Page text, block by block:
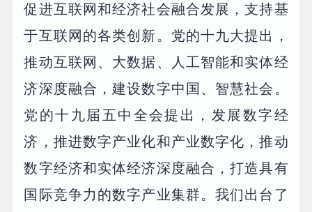
促进互联网和经济社会融合发展，支持基
于互联网的各类创新。党的十九大提出，
推动互联网、大数据、人工智能和实体经
济深度融合，建设数字中国、智慧社会。
党的十九届五中全会提出，发展数字经
济，推进数字产业化和产业数字化，推动
数字经济和实体经济深度融合，打造具有
国际竞争力的数字产业集群。我们出台了